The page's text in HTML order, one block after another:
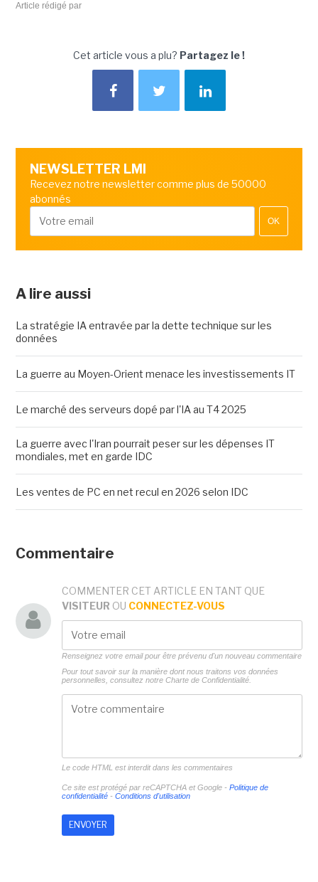
Article rédigé par
Cet article vous a plu? Partagez le !
NEWSLETTER LMI
Recevez notre newsletter comme plus de 50000
abonnés
OK
A lire aussi
La stratégie IA entravée par la dette technique sur les
données
La guerre au Moyen-Orient menace les investissements IT
Le marché des serveurs dopé par l'IA au T4 2025
La guerre avec l'Iran pourrait peser sur les dépenses IT
mondiales, met en garde IDC
Les ventes de PC en net recul en 2026 selon IDC
Commentaire
COMMENTER CET ARTICLE EN TANT QUE
VISITEUR OU CONNECTEZ-VOUS
Renseignez votre email pour être prévenu d'un nouveau commentaire
Pour tout savoir sur la manière dont nous traitons vos données
personnelles, consultez notre Charte de Confidentialité.
Le code HTML est interdit dans les commentaires
Ce site est protégé par reCAPTCHA et Google - Politique de
confidentialité- Conditions d'utilisation